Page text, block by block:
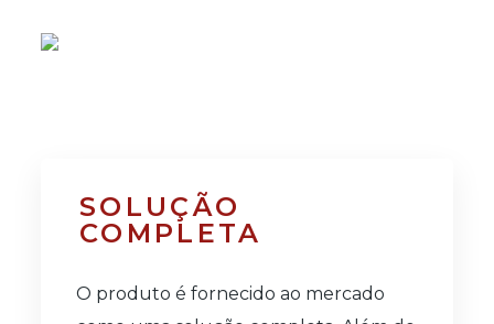
SOLUÇÃO
COMPLETA
O produto é fornecido ao mercado